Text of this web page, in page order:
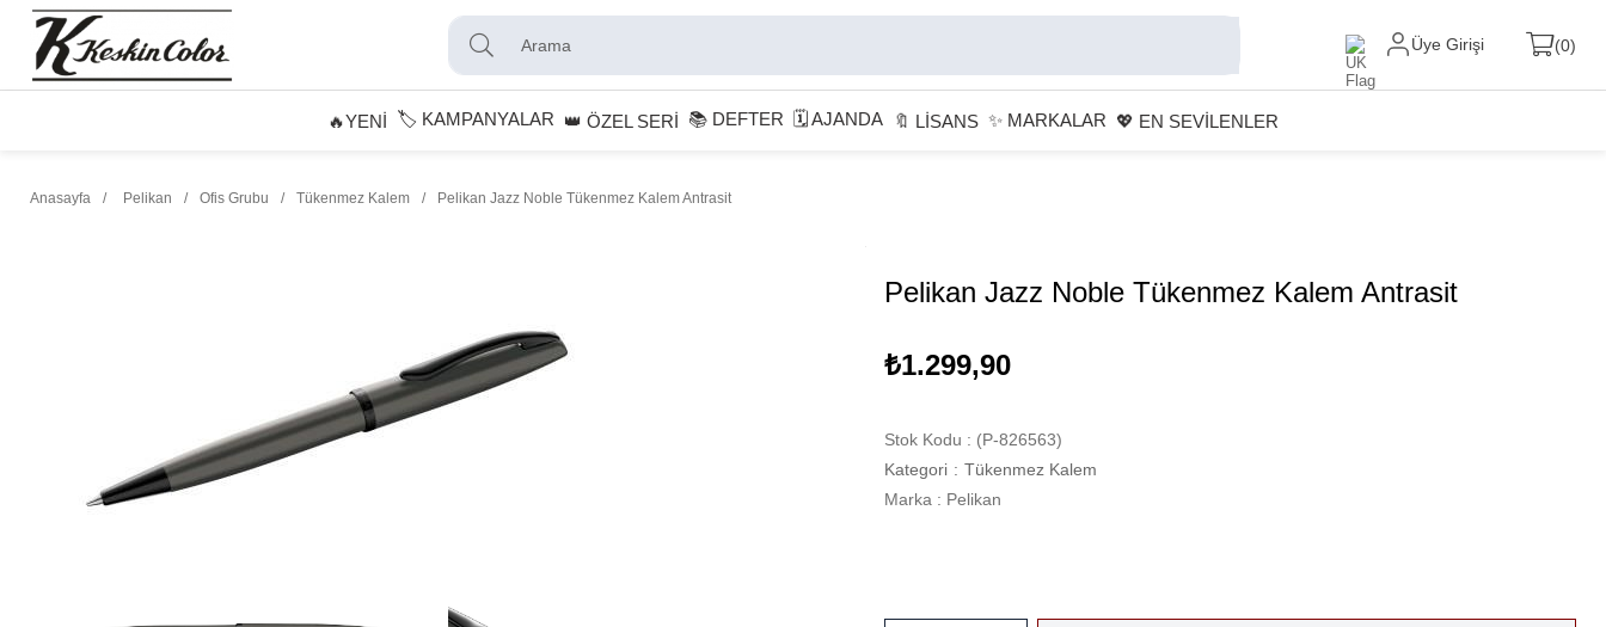
Üye Girişi 0
🔥YENİ 🏷️ KAMPANYALAR 👑 ÖZEL SERİ 📚 DEFTER 🗓 AJANDA 🔖 LİSANS ✨ MARKALAR 💖 EN SEVİLENLER
Anasayfa Pelikan Ofis Grubu Tükenmez Kalem Pelikan Jazz Noble Tükenmez Kalem Antrasit
Pelikan Jazz Noble Tükenmez Kalem Antrasit
₺1.299,90
Stok Kodu
(P-826563)
Kategori : Tükenmez Kalem
Marka : Pelikan